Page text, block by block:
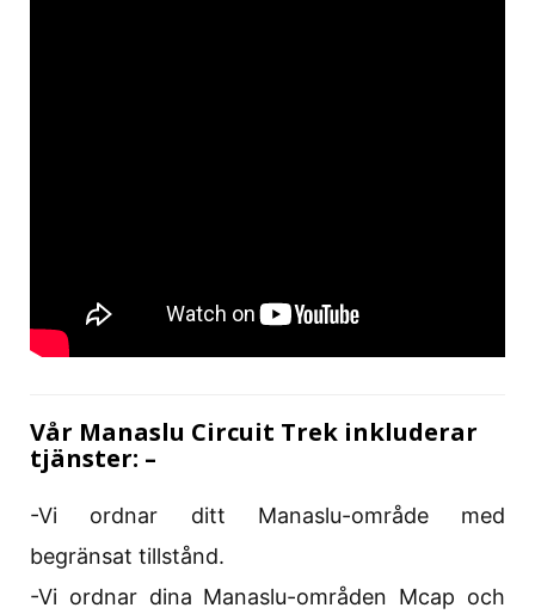
Vår Manaslu Circuit Trek inkluderar
tjänster: –
-Vi ordnar ditt Manaslu-område med
begränsat tillstånd.
-Vi ordnar dina Manaslu-områden Mcap och